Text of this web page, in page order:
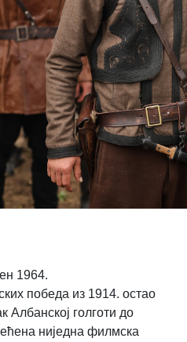
1964.
победа из 1914. остао
Албанској голготи до
ниједна филмска